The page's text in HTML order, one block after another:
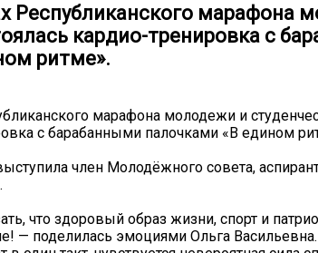
Республиканского марафона
кардио-тренировка с
ритме».
марафона молодежи и
с барабанными палочками «В едином
член Молодёжного совета,
что здоровый образ жизни, спорт и
— поделилась эмоциями Ольга